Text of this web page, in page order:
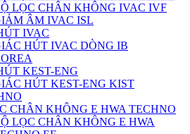
LỌC CHÂN KHÔNG IVAC IVF
ÂM IVAC ISL
IVAC
HÚT IVAC DÒNG IB
KEST-ENG
HÚT KEST-ENG KIST
CHÂN KHÔNG E HWA TECHNO
LỌC CHÂN KHÔNG E HWA